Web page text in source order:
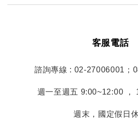
客服電話
諮詢專線 : 02-27006001；
週一至週五 9:00~12:00 ，
週末，國定假日